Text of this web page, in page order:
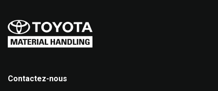
Contactez-nous